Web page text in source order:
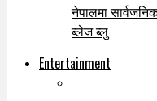
नेपालमा
ब्लेज ब्लु
Entertainment